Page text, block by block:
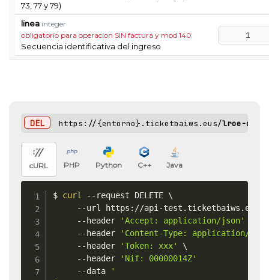
73, 77 y 79)
linea integer
obligatorio para operacion SIN factura y mod 140
Secuencia identificativa del ingreso
1
DEL https://{entorno}.ticketbaiws.eus/lroe-
cURL PHP Python C++ Java
$ curl --request DELETE \
--url https://api-
     --header
'Accept: application/json'
     --header
'Content-Type: application/
     --header
'Token: xxx'
\
     --header
'Nif: 00000014Z'
	 --data
'